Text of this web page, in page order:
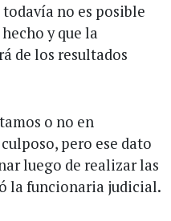
no es posible
y que la
de los resultados
o no en
pero ese dato
luego de realizar las
la funcionaria judicial.